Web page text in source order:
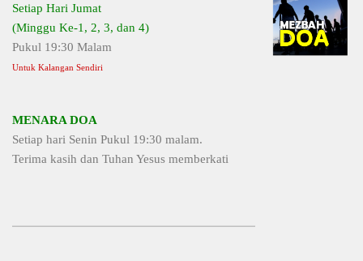
Setiap Hari Jumat
(Minggu Ke-1, 2, 3, dan 4)
Pukul 19:30 Malam
Untuk Kalangan Sendiri
MENARA DOA
Setiap hari Senin Pukul 19:30 malam.
Terima kasih dan Tuhan Yesus memberkati